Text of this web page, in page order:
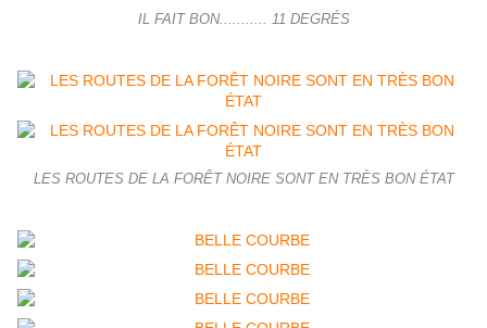
IL FAIT BON........... 11 DEGRÉS
LES ROUTES DE LA FORÊT NOIRE SONT EN TRÈS BON ÉTAT